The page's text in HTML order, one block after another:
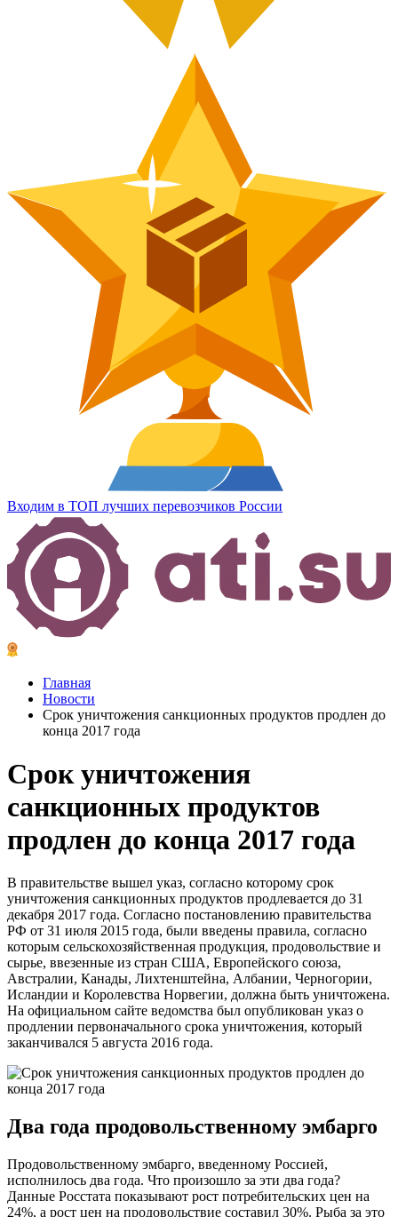
Входим в ТОП лучших перевозчиков России
Главная
Новости
Срок уничтожения санкционных продуктов продлен до
конца 2017 года
Срок уничтожения
санкционных продуктов
продлен до конца 2017 года
В правительстве вышел указ, согласно которому срок
уничтожения санкционных продуктов продлевается до 31
декабря 2017 года. Согласно постановлению правительства
РФ от 31 июля 2015 года, были введены правила, согласно
которым сельскохозяйственная продукция, продовольствие и
сырье, ввезенные из стран США, Европейского союза,
Австралии, Канады, Лихтенштейна, Албании, Черногории,
Исландии и Королевства Норвегии, должна быть уничтожена.
На официальном сайте ведомства был опубликован указ о
продлении первоначального срока уничтожения, который
заканчивался 5 августа 2016 года.
Два года продовольственному эмбарго
Продовольственному эмбарго, введенному Россией,
исполнилось два года. Что произошло за эти два года?
Данные Росстата показывают рост потребительских цен на
24%, а рост цен на продовольствие составил 30%. Рыба за это